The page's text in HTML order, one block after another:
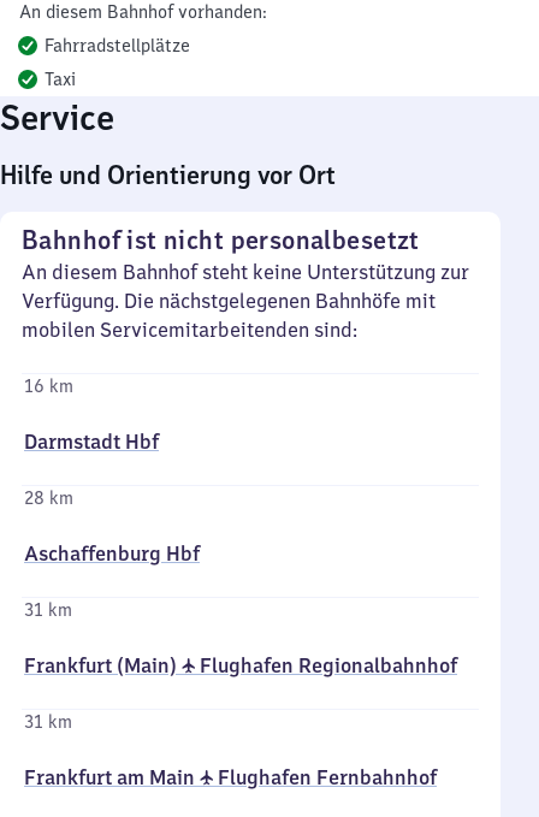
An diesem Bahnhof vorhanden:
Fahrradstellplätze
Taxi
Service
Hilfe und Orientierung vor Ort
Bahnhof ist nicht personalbesetzt
An diesem Bahnhof steht keine Unterstützung zur
Verfügung. Die nächstgelegenen Bahnhöfe mit
mobilen Servicemitarbeitenden sind:
16 km
Darmstadt Hbf
28 km
Aschaffenburg Hbf
31 km
Frankfurt (Main) ✈ Flughafen Regionalbahnhof
31 km
Frankfurt am Main ✈ Flughafen Fernbahnhof